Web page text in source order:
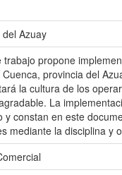
Azuay
trabajo propone
provincia del
la cultura de los
La
y constan en este
mediante la disciplina y